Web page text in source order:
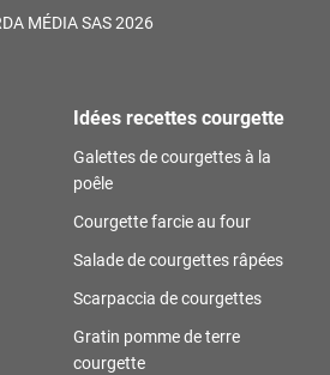
MÉDIA SAS 2026
Idées recettes courgette
Galettes de courgettes à la
poêle
Courgette farcie au four
Salade de courgettes râpées
Scarpaccia de courgettes
Gratin pomme de terre
courgette